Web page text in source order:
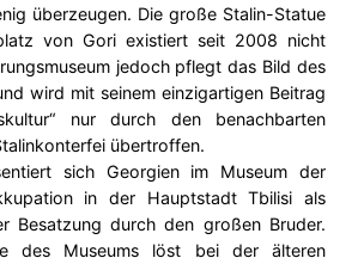
überzeugen. Die große Stalin-Statue
von Gori existiert seit 2008 nicht
jedoch pflegt das Bild des
wird mit seinem einzigartigen Beitrag
nur durch den benachbarten
übertroffen.
sich Georgien im Museum der
in der Hauptstadt Tbilisi als
Besatzung durch den großen Bruder.
des Museums löst bei der älteren